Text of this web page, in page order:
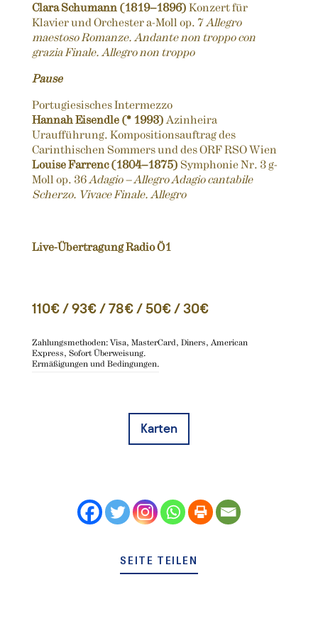
Clara Schumann (1819–1896) Konzert für
Klavier und Orchester a-Moll op. 7Allegro
maestoso Romanze. Andante non troppo con
grazia Finale. Allegro non troppo
Pause
Portugiesisches Intermezzo
Hannah Eisendle (* 1993) Azinheira
Uraufführung. Kompositionsauftrag des
Carinthischen Sommers und des ORF RSO Wien
Louise Farrenc (1804–1875) Symphonie Nr. 3 g-
Moll op. 36Adagio – Allegro Adagio cantabile
Scherzo. Vivace Finale. Allegro
Live-Übertragung Radio Ö1
110€ / 93€ / 78€ / 50€ / 30€
Zahlungsmethoden: Visa, MasterCard, Diners, American
Express, Sofort Überweisung.
Ermäßigungen und Bedingungen.
Karten
SEITE TEILEN